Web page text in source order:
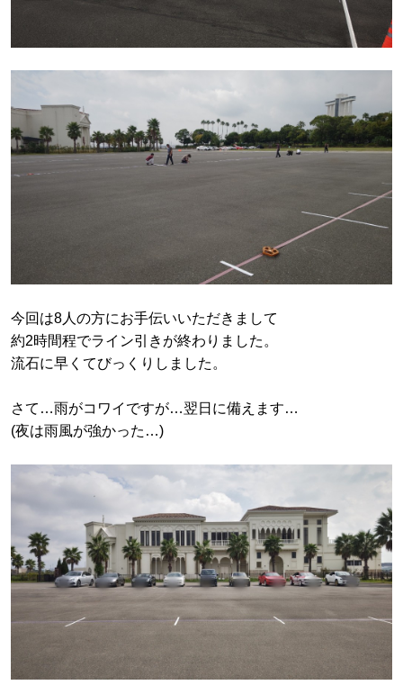
今回は8人の方にお手伝いいただきまして
約2時間程でライン引きが終わりました。
流石に早くてびっくりしました。
さて…雨がコワイですが…翌日に備えます…
(夜は雨風が強かった…)